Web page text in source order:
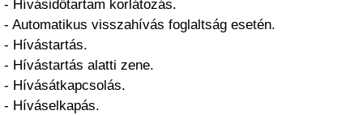
- Hívásidőtartam korlátozás.
- Automatikus visszahívás foglaltság esetén.
- Hívástartás.
- Hívástartás alatti zene.
- Hívásátkapcsolás.
- Híváselkapás.